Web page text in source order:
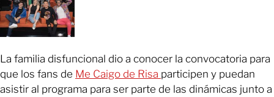
La familia disfuncional dio a conocer la convocatoria para
que los fans de Me Caigo de Risa participen y puedan
asistir al programa para ser parte de las dinámicas junto a